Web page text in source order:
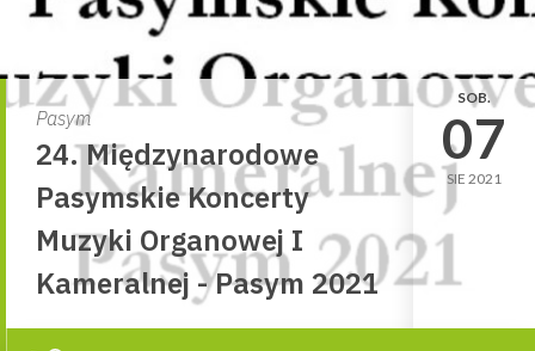
Pasym
24. Międzynarodowe
Pasymskie Koncerty
Muzyki Organowej I
Kameralnej - Pasym 2021
SOB.
07
SIE 2021